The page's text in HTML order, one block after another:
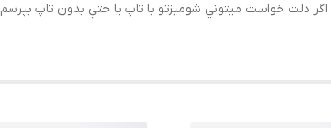
اگر دلت خواست ميتوني شوميزتو با تاپ يا حتي بدون تاپ بپرسم